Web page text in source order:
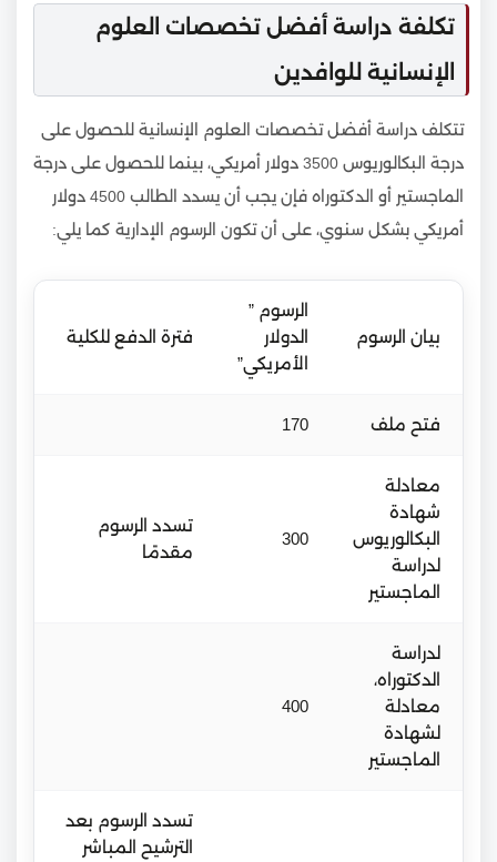
تكلفة دراسة أفضل تخصصات العلوم
الإنسانية للوافدين
تتكلف دراسة أفضل تخصصات العلوم الإنسانية للحصول على
درجة البكالوريوس 3500 دولار أمريكي، بينما للحصول على درجة
الماجستير أو الدكتوراه فإن يجب أن يسدد الطالب 4500 دولار
أمريكي بشكل سنوي، على أن تكون الرسوم الإدارية كما يلي:
بيان الرسوم
الرسوم ”
الدولار
الأمريكي”
فترة الدفع للكلية
فتح ملف 170
معادلة
شهادة
البكالوريوس
لدراسة
الماجستير
300
تسدد الرسوم
مقدمًا
لدراسة
الدكتوراه،
معادلة
لشهادة
الماجستير
400
تسدد الرسوم بعد
الترشيح المباشر